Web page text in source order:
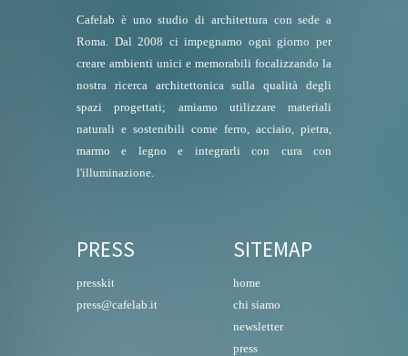
Cafelab è uno studio di architettura con sede a
Roma. Dal 2008 ci impegnamo ogni giorno per
creare ambienti unici e memorabili focalizzando la
nostra ricerca architettonica sulla qualità degli
spazi progettati; amiamo utilizzare materiali
naturali e sostenibili come ferro, acciaio, pietra,
marmo e legno e integrarli con cura con
l'illuminazione.
PRESS
presskit
press@cafelab.it
SITEMAP
home
chi siamo
newsletter
press